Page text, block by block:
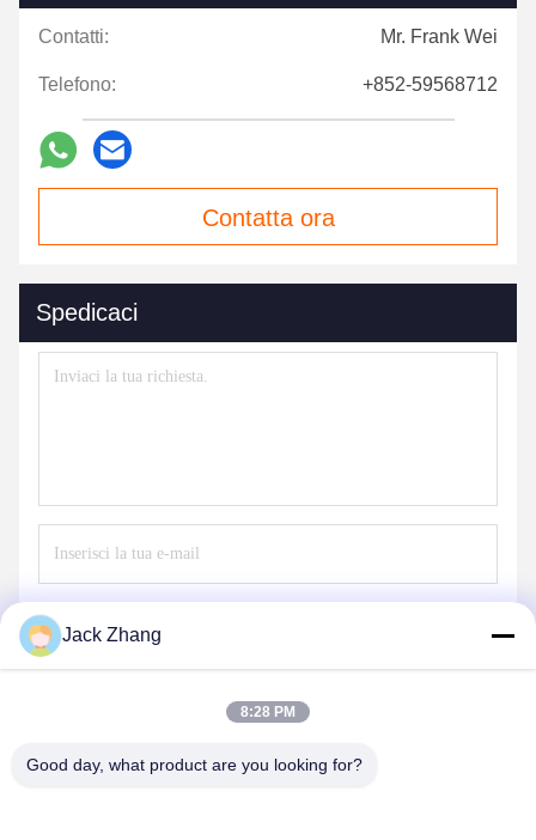
Contatti: Mr. Frank Wei
Telefono: +852-59568712
Contatta ora
Spedicaci
Jack Zhang
8:28 PM
Good day, what product are you looking for?